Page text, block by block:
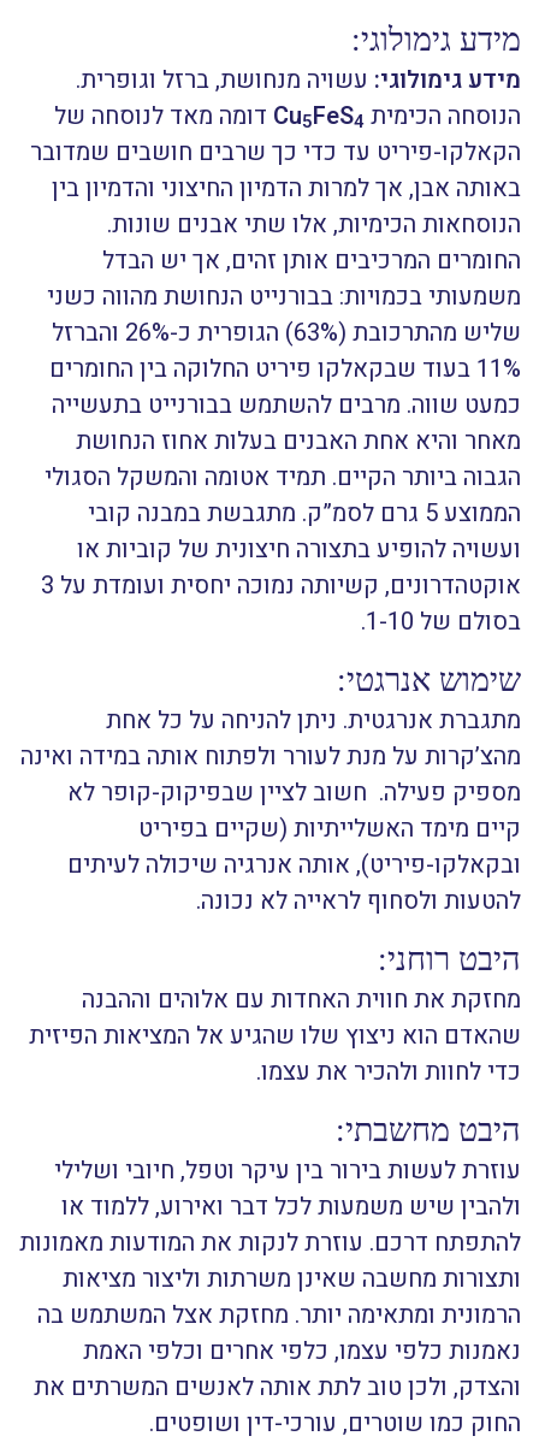
מידע גימולוגי:
מידע גימולוגי: עשויה מנחושת, ברזל וגופרית.
הנוסחה הכימית
Cu5FeS4
דומה מאד לנוסחה של
הקאלקו-פיריט עד כדי כך שרבים חושבים שמדובר
באותה אבן, אך למרות הדמיון החיצוני והדמיון בין
הנוסחאות הכימיות, אלו שתי אבנים שונות.
החומרים המרכיבים אותן זהים, אך יש הבדל
משמעותי בכמויות: בבורנייט הנחושת מהווה כשני
שליש מהתרכובת (63%) הגופרית כ-26% והברזל
11% בעוד שבקאלקו פיריט החלוקה בין החומרים
כמעט שווה. מרבים להשתמש בבורנייט בתעשייה
מאחר והיא אחת האבנים בעלות אחוז הנחושת
הגבוה ביותר הקיים. תמיד אטומה והמשקל הסגולי
הממוצע 5 גרם לסמ”ק. מתגבשת במבנה קובי
ועשויה להופיע בתצורה חיצונית של קוביות או
אוקטהדרונים, קשיותה נמוכה יחסית ועומדת על 3
בסולם של 1-10.
שימוש אנרגטי:
מתגברת אנרגטית. ניתן להניחה על כל אחת
מהצ’קרות על מנת לעורר ולפתוח אותה במידה ואינה
מספיק פעילה. חשוב לציין שבפיקוק-קופר לא
קיים מימד האשלייתיות (שקיים בפיריט
ובקאלקו-פיריט), אותה אנרגיה שיכולה לעיתים
להטעות ולסחוף לראייה לא נכונה.
היבט רוחני:
מחזקת את חווית האחדות עם אלוהים וההבנה
שהאדם הוא ניצוץ שלו שהגיע אל המציאות הפיזית
כדי לחוות ולהכיר את עצמו.
היבט מחשבתי:
עוזרת לעשות בירור בין עיקר וטפל, חיובי ושלילי
ולהבין שיש משמעות לכל דבר ואירוע, ללמוד או
להתפתח דרכם. עוזרת לנקות את המודעות מאמונות
ותצורות מחשבה שאינן משרתות וליצור מציאות
הרמונית ומתאימה יותר. מחזקת אצל המשתמש בה
נאמנות כלפי עצמו, כלפי אחרים וכלפי האמת
והצדק, ולכן טוב לתת אותה לאנשים המשרתים את
החוק כמו שוטרים, עורכי-דין ושופטים.